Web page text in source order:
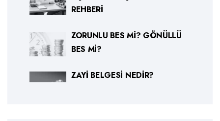
REHBERI
ZORUNLU BES MI? GÖNÜLLÜ
BES MI?
ZAYI BELGESI NEDIR?